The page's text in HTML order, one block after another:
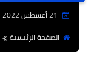
الصفحة الرئيسية